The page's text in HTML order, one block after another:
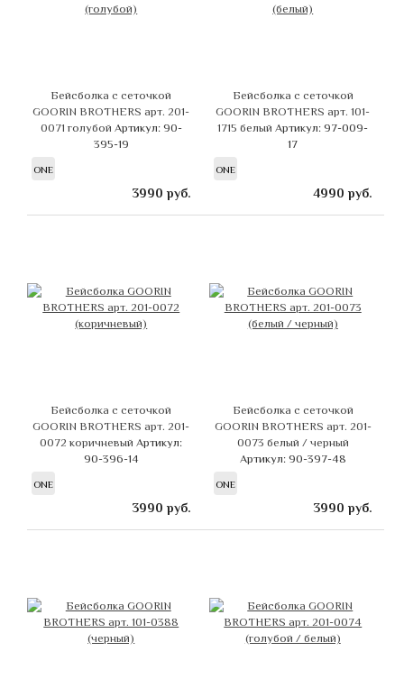
Бейсболка с сеточкой
GOORIN BROTHERS арт. 201-
0071 голубой Артикул: 90-
395-19
ONE
3990 руб.
Бейсболка с сеточкой
GOORIN BROTHERS арт. 101-
1715 белыйАртикул: 97-009-
17
ONE
4990 руб.
Бейсболка с сеточкой
GOORIN BROTHERS арт. 201-
0072 коричневыйАртикул:
90-396-14
ONE
3990 руб.
Бейсболка с сеточкой
GOORIN BROTHERS арт. 201-
0073 белый / черный
Артикул: 90-397-48
ONE
3990 руб.